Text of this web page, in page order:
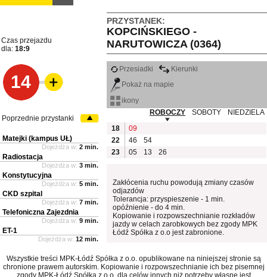
PRZYSTANEK:
KOPCIŃSKIEGO -
NARUTOWICZA (0364)
Czas przejazdu
dla: 18:9
14
Przesiadki
Kierunki
Pokaż na mapie
ikony
ROBOCZY
SOBOTY
NIEDZIELA
18
09
22
46
54
23
05 13 26
Zakłócenia ruchu powodują zmiany czasów
odjazdów
Tolerancja: przyspieszenie - 1 min.
opóźnienie - do 4 min.
Kopiowanie i rozpowszechnianie rozkładów
jazdy w celach zarobkowych bez zgody MPK
Łódź Spółka z o.o jest zabronione.
Poprzednie przystanki
Matejki (kampus UŁ)
Dojeżdża w: 2 min.
Radiostacja
Dojeżdża w: 3 min.
Konstytucyjna
Dojeżdża w: 5 min.
CKD szpital
Dojeżdża w: 7 min.
Telefoniczna Zajezdnia
Dojeżdża w: 9 min.
ET-1
Dojeżdża w: 12 min.
Wszystkie treści MPK-Łódź Spółka z o.o. opublikowane na niniejszej stronie są
chronione prawem autorskim. Kopiowanie i rozpowszechnianie ich bez pisemnej
zgody MPK-Łódź Spółka z o.o. dla celów innych niż potrzeby własne jest